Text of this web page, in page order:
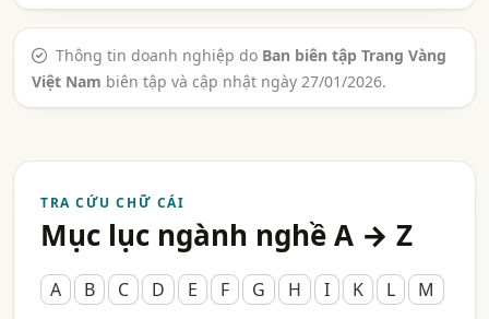
Thông tin doanh nghiệp do Ban biên tập Trang Vàng
Việt Nam biên tập và cập nhật ngày 27/01/2026.
TRA CỨU CHỮ CÁI
Mục lục ngành nghề A → Z
A B C D E F G H I K L
M